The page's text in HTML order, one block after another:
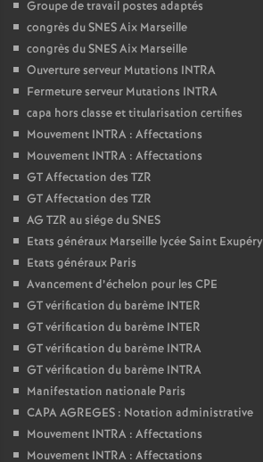
Groupe de travail postes adaptés
congrès du SNES Aix Marseille
congrès du SNES Aix Marseille
Ouverture serveur Mutations INTRA
Fermeture serveur Mutations INTRA
capa hors classe et titularisation certifies
Mouvement INTRA : Affectations
Mouvement INTRA : Affectations
GT Affectation des TZR
GT Affectation des TZR
AG TZR au siége du SNES
Etats généraux Marseille lycée Saint Exupéry
Etats généraux Paris
Avancement d’échelon pour les CPE
GT vérification du barème INTER
GT vérification du barème INTER
GT vérification du barème INTRA
GT vérification du barème INTRA
Manifestation nationale Paris
CAPA AGREGES : Notation administrative
Mouvement INTRA : Affectations
Mouvement INTRA : Affectations